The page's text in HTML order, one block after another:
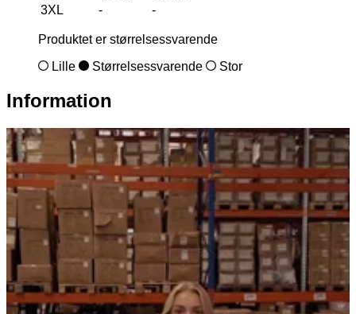
3XL
- -
Produktet er størrelsessvarende
Lille
Størrelsessvarende Stor
Information